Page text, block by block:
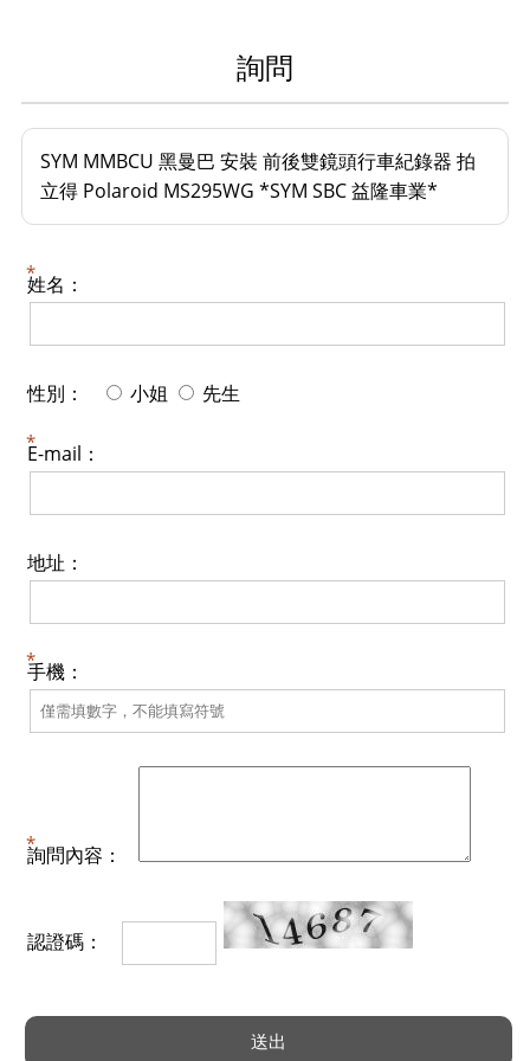
詢問
SYM MMBCU 黑曼巴 安裝 前後雙鏡頭行車紀錄器 拍
立得 Polaroid MS295WG *SYM SBC 益隆車業*
姓名：
性別： 小姐 先生
E-mail：
地址：
手機：
詢問內容：
認證碼：